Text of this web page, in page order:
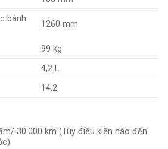
bánh
1260 mm
99 kg
4,2 L
14.2
30.000 km (Tùy điều kiện nào đến